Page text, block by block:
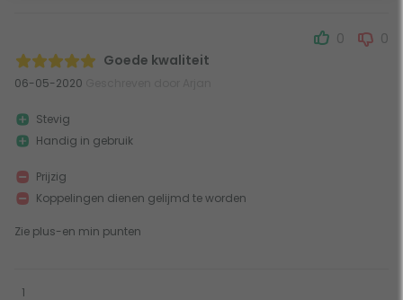
Goede kwaliteit
06-05-2020
0 0
Zie plus-en min punten
Stevig
Handig in gebruik
Prijzig
Koppelingen dienen gelijmd te worden
1